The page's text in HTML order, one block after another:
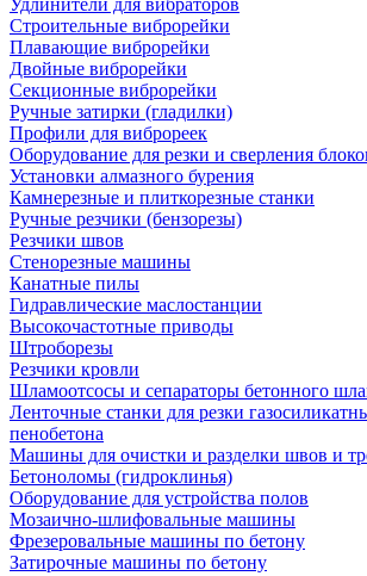
Удлинители для вибраторов
Строительные виброрейки
Плавающие виброрейки
Двойные виброрейки
Секционные виброрейки
Ручные затирки (гладилки)
Профили для виброреек
Оборудование для резки и сверления
Установки алмазного бурения
Камнерезные и плиткорезные станки
Ручные резчики (бензорезы)
Резчики швов
Стенорезные машины
Канатные пилы
Гидравлические маслостанции
Высокочастотные приводы
Штроборезы
Резчики кровли
Шламоотсосы и сепараторы бетонного
Ленточные станки для резки
пенобетона
Машины для очистки и разделки швов и
Бетоноломы (гидроклинья)
Оборудование для устройства полов
Мозаично-шлифовальные машины
Фрезеровальные машины по бетону
Затирочные машины по бетону